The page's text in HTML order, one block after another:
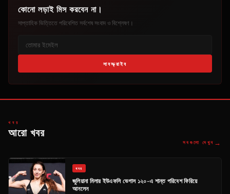
কোনো লড়াই মিস করবেন না।
সাপ্তাহিক ভিত্তিতে পরিবেশিত সর্বশেষ সংবাদ ও বিশ্লেষণ।
সাবস্ক্রাইব
খবর
আরো খবর
সবগুলো দেখুন →
খবর
জুলিয়ানা মিলার ইউএফসি ভেগাস ১২০-এ শান্ত পরিবেশ ফিরিয়ে
আনলেন